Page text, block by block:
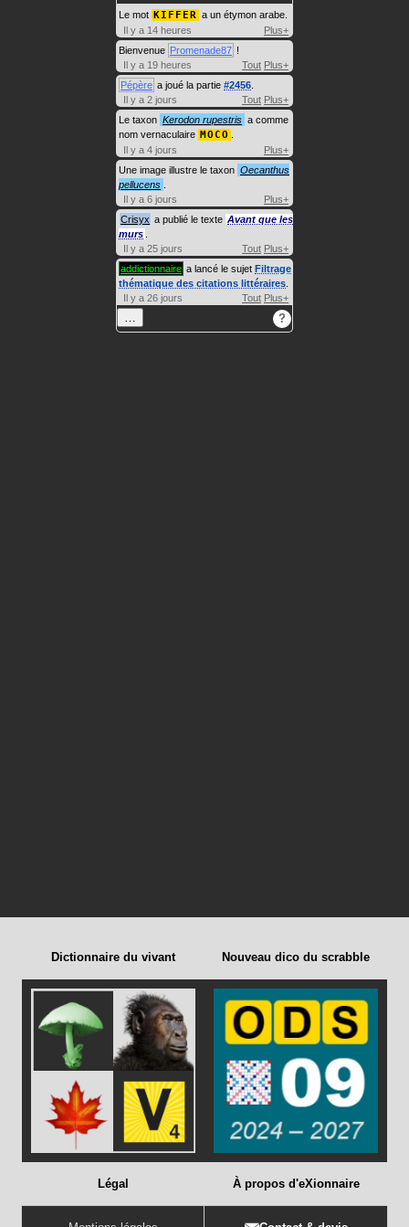
Le mot KIFFER a un étymon arabe.
Il y a 14 heures
Plus+
Bienvenue Promenade87 !
Il y a 19 heures
Tout Plus+
Pépère a joué la partie #2456
Il y a 2 jours
Tout Plus+
Le taxon Kerodon rupestris a comme
nom vernaculaire MOCO
Il y a 4 jours
Plus+
Une image illustre le taxon Oecanthus
pellucens
Il y a 6 jours
Plus+
Crisyx a publié le texte Avant que les
murs
Il y a 25 jours
Tout Plus+
addictionnaire a lancé le sujet Filtrage
thématique des citations littéraires
Il y a 26 jours
Tout Plus+
?
Dictionnaire du vivant Nouveau dico du scrabble
Légal À propos d'eXionnaire